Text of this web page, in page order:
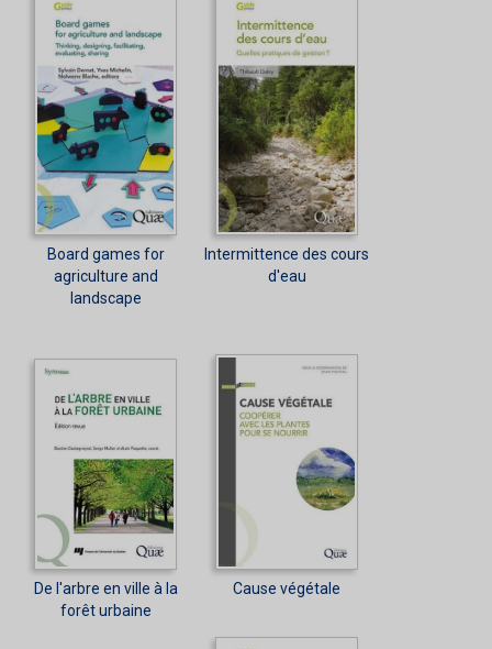
Board games for
agriculture and
landscape
Intermittence des cours
d'eau
De l'arbre en ville à la
forêt urbaine
Cause végétale